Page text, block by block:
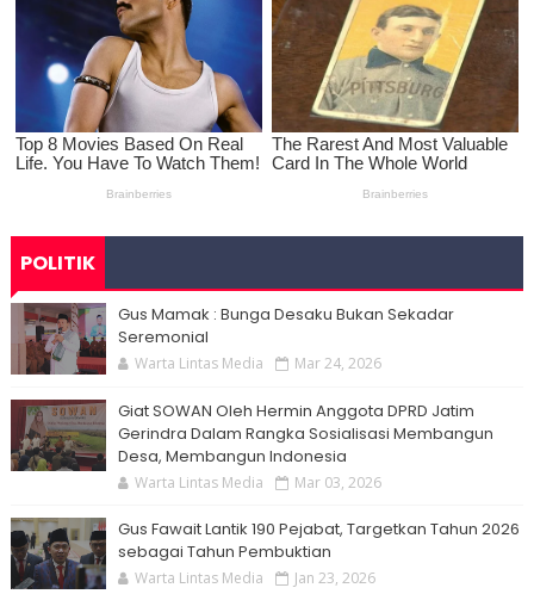
POLITIK
Gus Mamak : Bunga Desaku Bukan Sekadar
Seremonial
Warta Lintas Media Mar 24, 2026
Giat SOWAN Oleh Hermin Anggota DPRD Jatim
Gerindra Dalam Rangka Sosialisasi Membangun
Desa, Membangun Indonesia
Warta Lintas Media Mar 03, 2026
Gus Fawait Lantik 190 Pejabat, Targetkan Tahun 2026
sebagai Tahun Pembuktian
Warta Lintas Media Jan 23, 2026